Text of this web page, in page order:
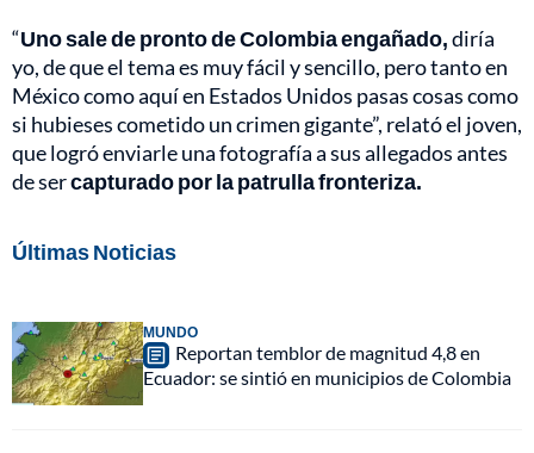
“Uno sale de pronto de Colombia engañado,diría
yo, de que el tema es muy fácil y sencillo, pero tanto en
México como aquí en Estados Unidos pasas cosas como
si hubieses cometido un crimen gigante”, relató el joven,
que logró enviarle una fotografía a sus allegados antes
de sercapturado por la patrulla fronteriza.
Últimas Noticias
MUNDO
Reportan temblor de magnitud 4,8 en
Ecuador: se sintió en municipios de Colombia